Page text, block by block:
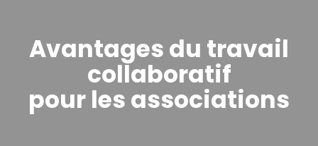
Avantages du travail
collaboratif
pour les associations